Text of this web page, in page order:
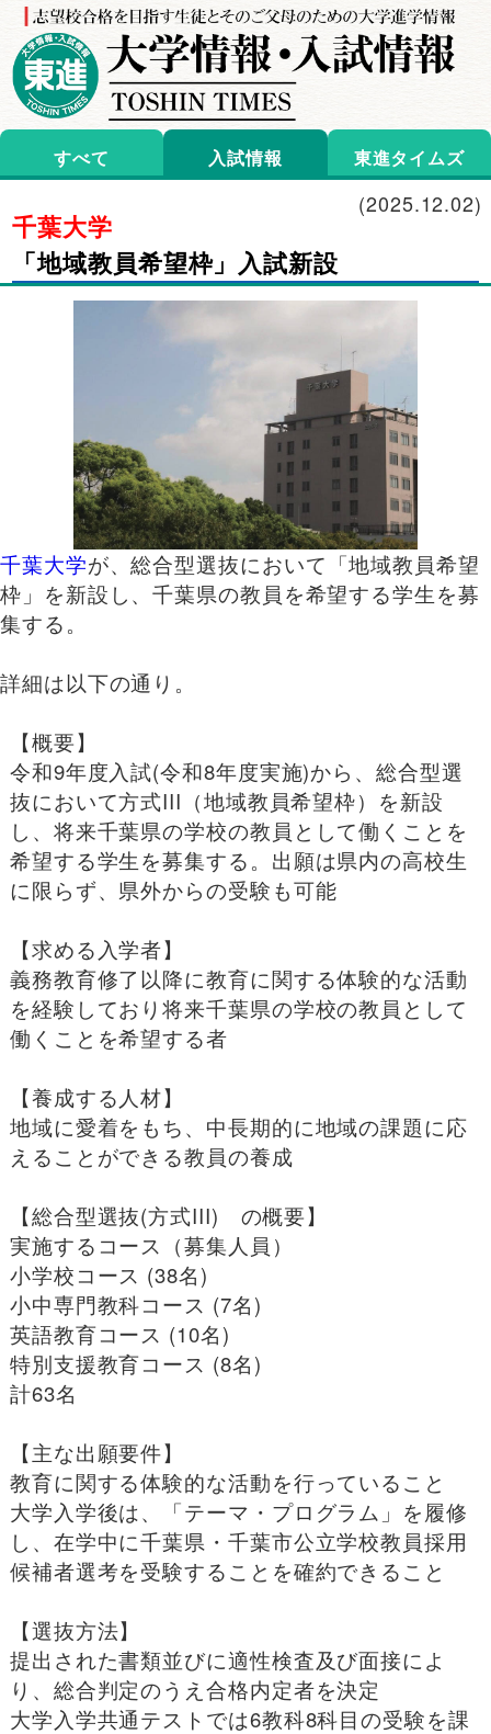
すべて 入試情報 東進タイムズ
千葉大学
「地域教員希望枠」入試新設
(2025.12.02)
千葉大学が、総合型選抜において「地域教員希望
枠」を新設し、千葉県の教員を希望する学生を募
集する。
詳細は以下の通り。
【概要】
令和9年度入試(令和8年度実施)から、総合型選
抜において方式III（地域教員希望枠）を新設
し、将来千葉県の学校の教員として働くことを
希望する学生を募集する。出願は県内の高校生
に限らず、県外からの受験も可能
【求める入学者】
義務教育修了以降に教育に関する体験的な活動
を経験しており将来千葉県の学校の教員として
働くことを希望する者
【養成する人材】
地域に愛着をもち、中長期的に地域の課題に応
えることができる教員の養成
【総合型選抜(方式III) の概要】
実施するコース（募集人員）
小学校コース (38名)
小中専門教科コース (7名)
英語教育コース (10名)
特別支援教育コース (8名)
計63名
【主な出願要件】
教育に関する体験的な活動を行っていること
大学入学後は、「テーマ・プログラム」を履修
し、在学中に千葉県・千葉市公立学校教員採用
候補者選考を受験することを確約できること
【選抜方法】
提出された書類並びに適性検査及び面接によ
り、総合判定のうえ合格内定者を決定
大学入学共通テストでは6教科8科目の受験を課